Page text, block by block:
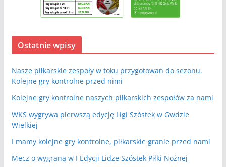
Ostatnie wpisy
Nasze piłkarskie zespoły w toku przygotowań do sezonu.
Kolejne gry kontrolne przed nimi
Kolejne gry kontrolne naszych piłkarskich zespołów za nami
WKS wygrywa pierwszą edycję Ligi Szóstek w Gwdzie
Wielkiej
I mamy kolejne gry kontrolne, piłkarskie granie przed nami
Mecz o wygraną w I Edycji Lidze Szóstek Piłki Nożnej